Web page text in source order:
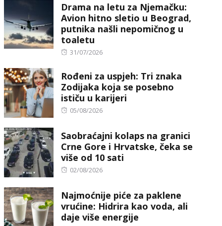
Drama na letu za Njemačku:
Avion hitno sletio u Beograd,
putnika našli nepomičnog u
toaletu
Posted
31/07/2026
Rođeni za uspjeh: Tri znaka
Zodijaka koja se posebno
ističu u karijeri
Posted
05/08/2026
Saobraćajni kolaps na granici
Crne Gore i Hrvatske, čeka se
više od 10 sati
Posted
02/08/2026
Najmoćnije piće za paklene
vrućine: Hidrira kao voda, ali
daje više energije